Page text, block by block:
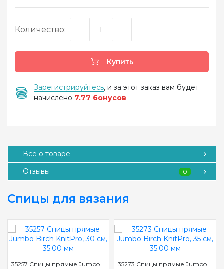
Количество:
Купить
Зарегистрируйтесь, и за этот заказ вам будет
начислено 7.77 бонусов
Все о товаре
Отзывы
0
Спицы для вязания
35257 Спицы прямые Jumbo
35273 Спицы прямые Jumbo